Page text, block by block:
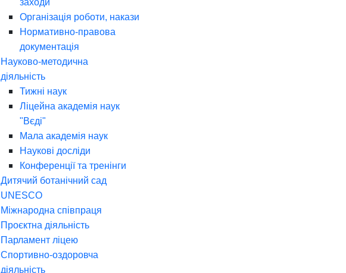
заходи
Організація роботи, накази
Нормативно-правова
документація
Науково-методична
діяльність
Тижні наук
Ліцейна академія наук
"Вєді"
Мала академія наук
Наукові досліди
Конференції та тренінги
Дитячий ботанічний сад
UNESCO
Міжнародна співпраця
Проєктна діяльність
Парламент ліцею
Спортивно-оздоровча
діяльність